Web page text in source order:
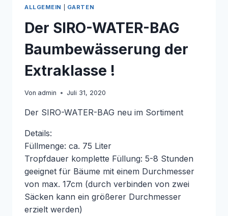
ALLGEMEIN GARTEN
Der SIRO-WATER-BAG
Baumbewässerung der
Extraklasse !
Von admin Juli 31, 2020
Der SIRO-WATER-BAG neu im Sortiment
Details:
Füllmenge: ca. 75 Liter
Tropfdauer komplette Füllung: 5-8 Stunden
geeignet für Bäume mit einem Durchmesser
von max. 17cm (durch verbinden von zwei
Säcken kann ein größerer Durchmesser
erzielt werden)